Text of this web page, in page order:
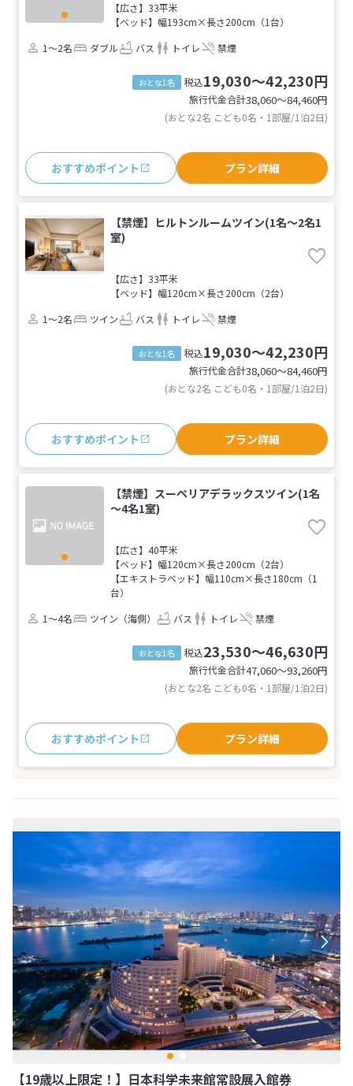
【広さ】33平米
【ベッド】幅193cm×長さ200cm（1台）
1～2名
ダブル バス トイレ 禁煙
おとな1名 税込19,030～42,230円
旅行代金合計38,060〜84,460円
(おとな2名 こども0名・1部屋/1泊2日)
おすすめポイント プラン詳細
【禁煙】ヒルトンルームツイン(1名～2名1
室)
【広さ】33平米
【ベッド】幅120cm×長さ200cm（2台）
1～2名
ツイン バス トイレ 禁煙
おとな1名 税込19,030～42,230円
旅行代金合計38,060〜84,460円
(おとな2名 こども0名・1部屋/1泊2日)
おすすめポイント プラン詳細
【禁煙】スーペリアデラックスツイン(1名
～4名1室)
【広さ】40平米
【ベッド】幅120cm×長さ200cm（2台）
【エキストラベッド】幅110cm×長さ180cm（1
台）
1～4名
ツイン（海側） バス トイレ 禁煙
おとな1名 税込23,530～46,630円
旅行代金合計47,060〜93,260円
(おとな2名 こども0名・1部屋/1泊2日)
おすすめポイント プラン詳細
【19歳以上限定！】日本科学未来館常設展入館券